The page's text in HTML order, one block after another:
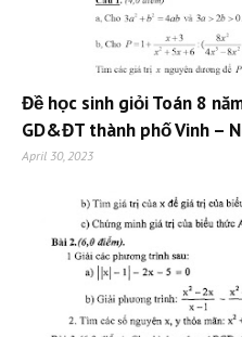
Đề học sinh giỏi Toán 8
GD&ĐT thành phố Vinh –
April 30, 2023